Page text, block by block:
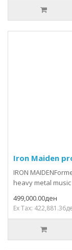
Iron Maiden
IRON
heavy metal
499,000.00ден
Ex Tax: